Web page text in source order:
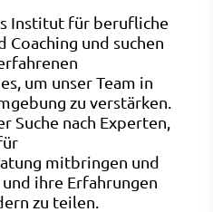
Institut für berufliche
und suchen
um unser Team in
zu verstärken.
Suche nach Experten,
mitbringen und
ihre Erfahrungen
zu teilen.